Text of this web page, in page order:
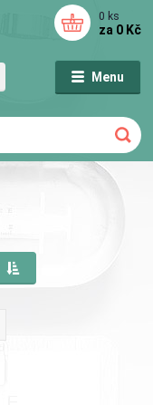
Menu
0 ks
za 0 Kč